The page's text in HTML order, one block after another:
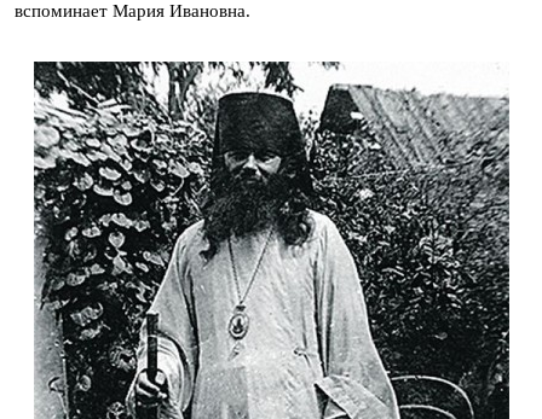
вспоминает Мария Ивановна.